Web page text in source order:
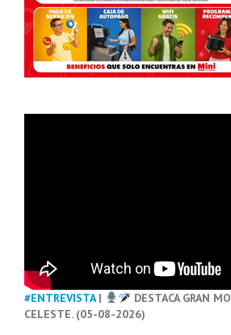
#ENTREVISTA|
DESTACA GRAN
CELESTE. (05-08-2026)